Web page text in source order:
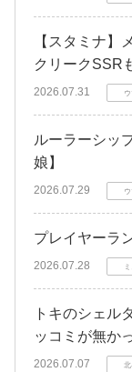
【スタミナ】
クリークSSR
2026.07.31
ルーラーシッ
娘】
2026.07.29
プレイヤーラ
2026.07.28
トキのシェル
ッコミが無か
2026.07.07